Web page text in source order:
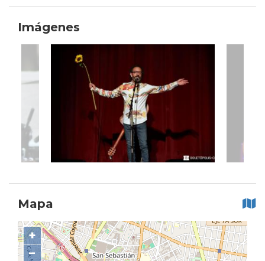
Imágenes
Mapa
+
−